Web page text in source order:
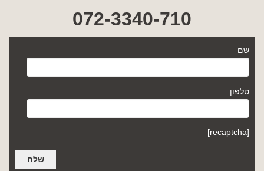
072-3340-710
שם
טלפון
[recaptcha]